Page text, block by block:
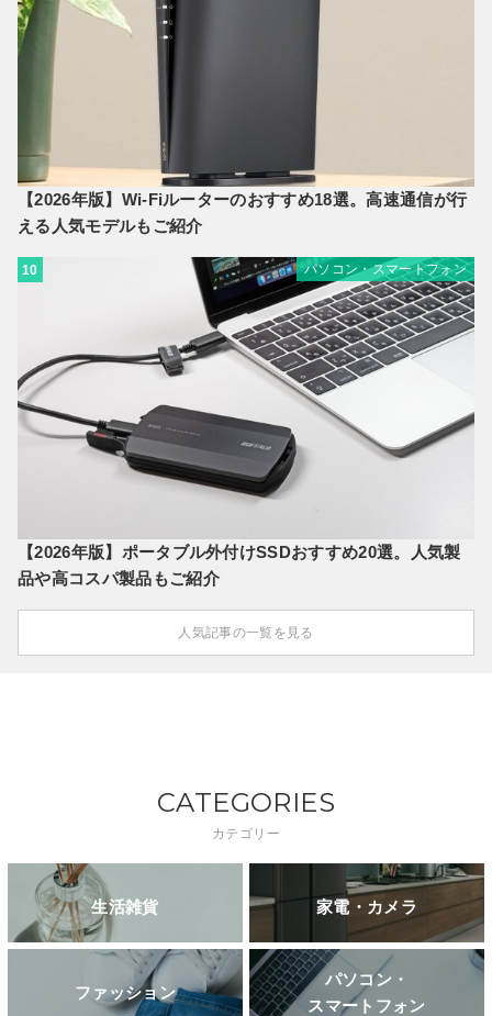
【2026年版】Wi-Fiルーターのおすすめ18選。高速通信が行
える人気モデルもご紹介
10 パソコン・スマートフォン
【2026年版】ポータブル外付けSSDおすすめ20選。人気製
品や高コスパ製品もご紹介
人気記事の一覧を見る
CATEGORIES
カテゴリー
生活雑貨 家電・カメラ
ファッション
パソコン・
スマートフォン